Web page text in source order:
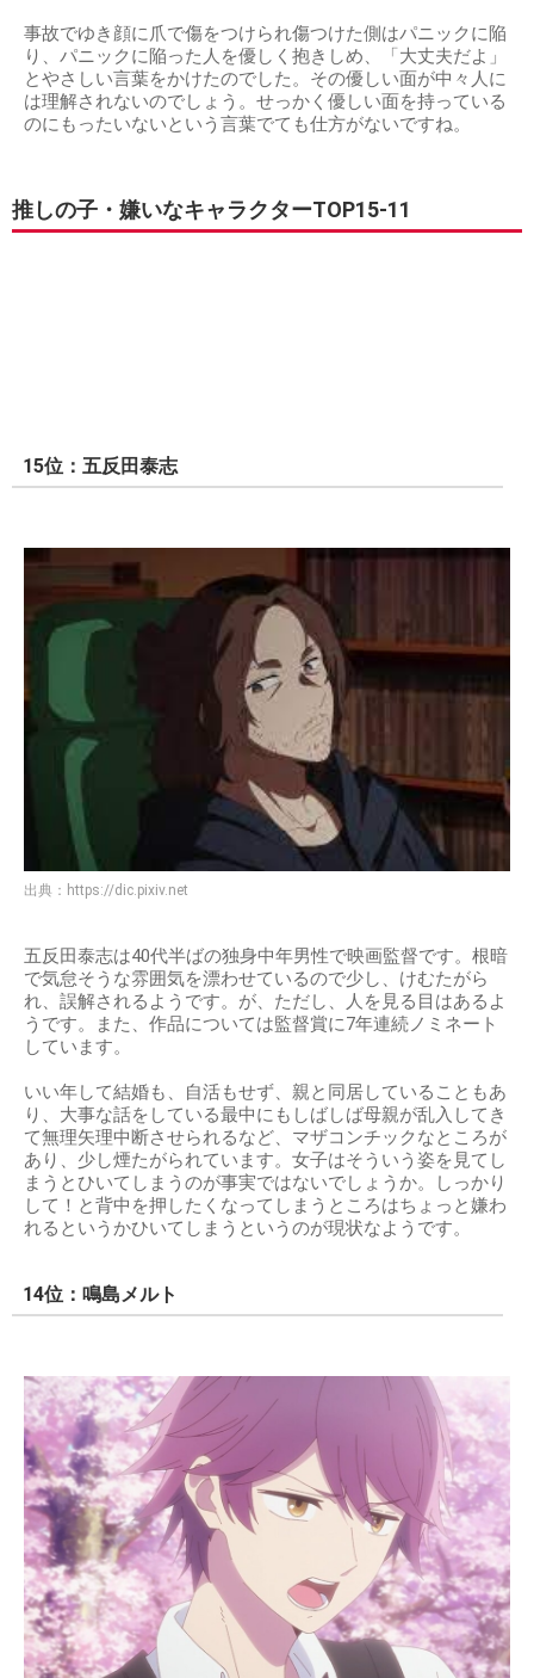
事故でゆき顔に爪で傷をつけられ傷つけた側はパニックに陥
り、パニックに陥った人を優しく抱きしめ、「大丈夫だよ」
とやさしい言葉をかけたのでした。その優しい面が中々人に
は理解されないのでしょう。せっかく優しい面を持っている
のにもったいないという言葉でても仕方がないですね。
推しの子・嫌いなキャラクターTOP15-11
15位：五反田泰志
出典： https://dic.pixiv.net
五反田泰志は40代半ばの独身中年男性で映画監督です。根暗
で気怠そうな雰囲気を漂わせているので少し、けむたがら
れ、誤解されるようです。が、ただし、人を見る目はあるよ
うです。また、作品については監督賞に7年連続ノミネート
しています。
いい年して結婚も、自活もせず、親と同居していることもあ
り、大事な話をしている最中にもしばしば母親が乱入してき
て無理矢理中断させられるなど、マザコンチックなところが
あり、少し煙たがられています。女子はそういう姿を見てし
まうとひいてしまうのが事実ではないでしょうか。しっかり
して！と背中を押したくなってしまうところはちょっと嫌わ
れるというかひいてしまうというのが現状なようです。
14位：鳴島メルト